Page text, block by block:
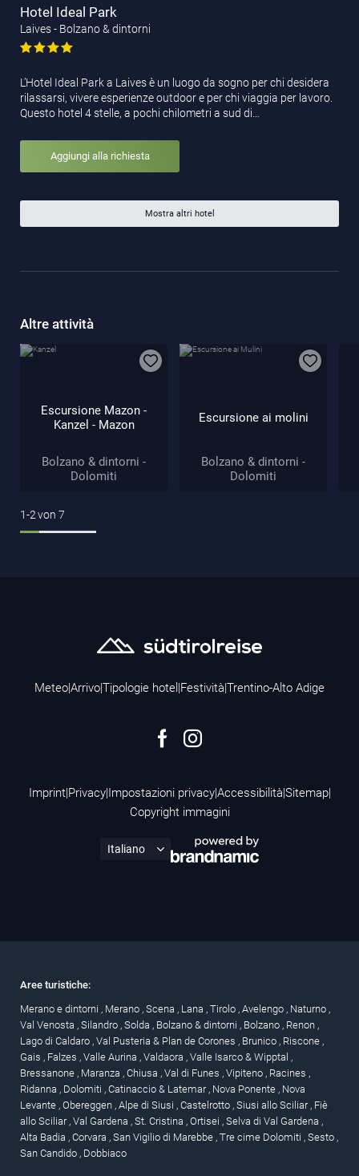
Hotel Ideal Park
Laives - Bolzano & dintorni
L’Hotel Ideal Park a Laives è un luogo da sogno per chi desidera
rilassarsi, vivere esperienze outdoor e per chi viaggia per lavoro.
Questo hotel 4 stelle, a pochi chilometri a sud di…
Aggiungi alla richiesta
Mostra altri hotel
Altre attività
Escursione Mazon -
Kanzel - Mazon
Bolzano & dintorni -
Dolomiti
Escursione ai molini
Bolzano & dintorni -
Dolomiti
1-2von 7
Meteo|Arrivo|Tipologie hotel |Festività|Trentino-Alto Adige
Imprint|Privacy|Impostazioni privacy|Accessibilità|Sitemap|
Copyright immagini
Aree turistiche:
Merano e dintorni , Merano , Scena , Lana , Tirolo , Avelengo , Naturno ,
Val Venosta , Silandro , Solda , Bolzano & dintorni , Bolzano , Renon ,
Lago di Caldaro , Val Pusteria & Plan de Corones , Brunico , Riscone ,
Gais , Falzes , Valle Aurina , Valdaora , Valle Isarco & Wipptal ,
Bressanone , Maranza , Chiusa , Val di Funes , Vipiteno , Racines ,
Ridanna , Dolomiti , Catinaccio & Latemar , Nova Ponente , Nova
Levante , Obereggen , Alpe di Siusi , Castelrotto , Siusi allo Sciliar , Fiè
allo Sciliar , Val Gardena , St. Cristina , Ortisei , Selva di Val Gardena ,
Alta Badia , Corvara , San Vigilio di Marebbe , Tre cime Dolomiti , Sesto ,
San Candido , Dobbiaco